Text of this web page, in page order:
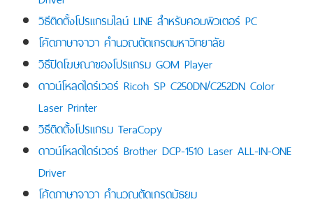
วิธีติดตั้งโปรแกรมไลน์ LINE สำหรับคอมพิวเตอร์ PC
โค้ดภาษาจาวา คำนวณตัดเกรดมหาวิทยาลัย
วิธีปิดโฆษณาของโปรแกรม GOM Player
ดาวน์โหลดไดร์เวอร์ Ricoh SP C250DN/C252DN Color
Laser Printer
วิธีติดตั้งโปรแกรม TeraCopy
ดาวน์โหลดไดร์เวอร์ Brother DCP-1510 Laser ALL-IN-ONE
Driver
โค้ดภาษาจาวา คำนวณตัดเกรดมัธยม